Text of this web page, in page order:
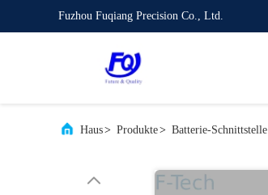
Fuzhou Fuqiang Precision Co., Ltd.
Haus> Produkte> Batterie-Schnittstelle